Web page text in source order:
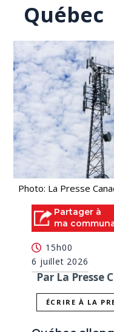
Québec
Photo: La Presse
Partager à
ma
15h00
6 juillet 2026
Par La Presse
ÉCRIRE À LA